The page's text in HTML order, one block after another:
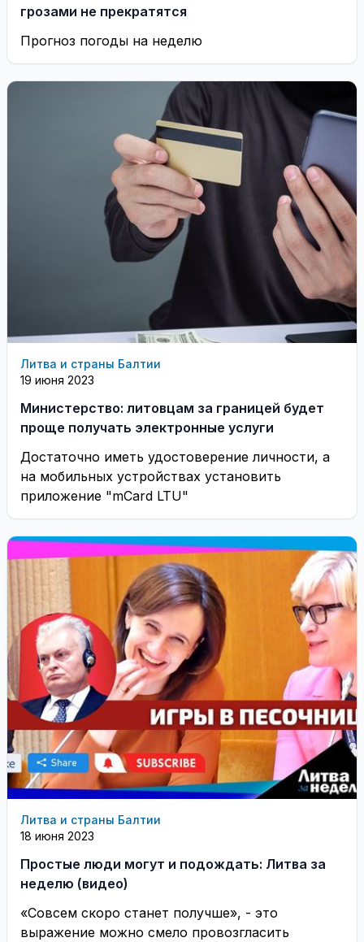
грозами не прекратятся
Прогноз погоды на неделю
Литва и страны Балтии
19 июня 2023
Министерство: литовцам за границей будет
проще получать электронные услуги
Достаточно иметь удостоверение личности, а
на мобильных устройствах установить
приложение "mCard LTU"
Литва и страны Балтии
18 июня 2023
Простые люди могут и подождать: Литва за
неделю (видео)
«Совсем скоро станет получше», - это
выражение можно смело провозгласить